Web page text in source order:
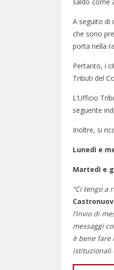
A seguito di
che sono
porta nella
Pertanto, i
Tributi del
L’Ufficio
seguente
Inoltre, si
Lunedì e
Martedì e
“Ci tengo a
l’invio di
messaggi
è bene
istituzionali